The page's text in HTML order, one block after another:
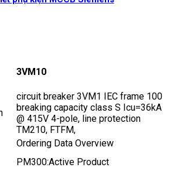
3VM10
circuit breaker 3VM1 IEC frame 100
breaking capacity class S Icu=36kA
@ 415V 4-pole, line protection
TM210, FTFM,
Ordering Data Overview
PM300:Active Product